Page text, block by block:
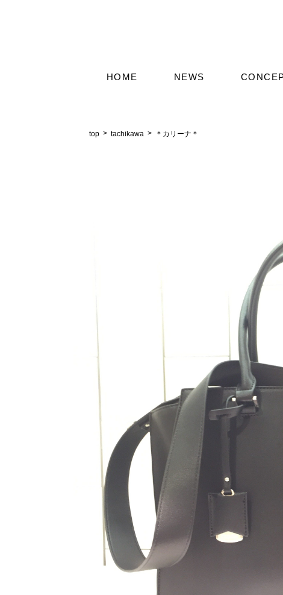
HOME NEWS
top tachikawa ＊カリーナ＊